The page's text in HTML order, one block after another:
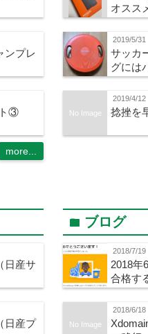
ンプレ
③
more...
オスス
2019/5/31
サッカ
グには
No Image
2019/4/12
捻挫を
日産サ
日産プ
folder ブログ
2018/7/19
2018年
合格す
No Image
2018/6/18